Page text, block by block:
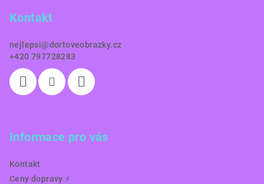
Kontakt
nejlepsi@dortoveobrazky.cz
+420 797728283
Informace pro vás
Kontakt
Ceny dopravy ⚡️